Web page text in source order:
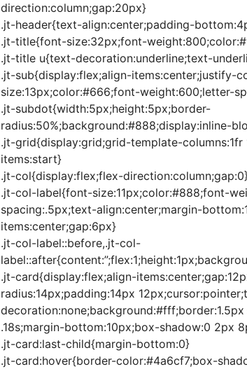
direction:column;gap:20px}
.jt-header{text-align:center;padding-
.jt-title{font-size:32px;font-
.jt-title u{text-decoration:underline;text-
.jt-sub{display:flex;align-items:center;justify-
size:13px;color:#666;font-weight:600;letter-
.jt-subdot{width:5px;height:5px;border-
radius:50%;background:#888;display:inline-
.jt-grid{display:grid;grid-template-columns:1fr
items:start}
.jt-col{display:flex;flex-
.jt-col-label{font-size:11px;color:#888;font-
spacing:.5px;text-align:center;margin-
items:center;gap:6px}
.jt-col-label::before,.jt-col-
.jt-card{display:flex;align-
radius:14px;padding:14px
.18s;margin-bottom:10px;box-shadow:0 2px
.jt-card:last-child{margin-bottom:0}
.jt-card:hover{border-color:#4a6cf7;box-